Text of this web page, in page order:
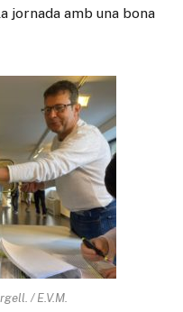
jornada amb una bona
/ E.V.M.